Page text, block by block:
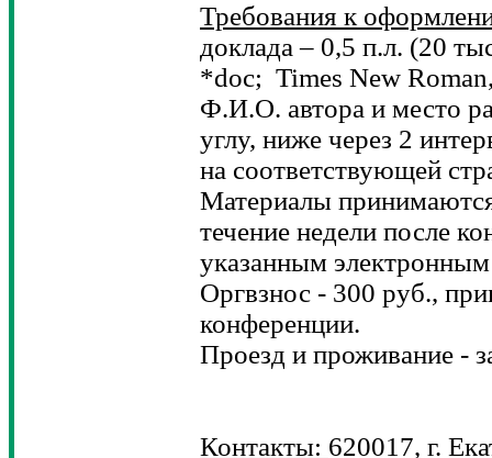
Требования к
доклада – 0,5 п.л. (20
*doc; Times New Roman,
Ф.И.О. автора и место
углу, ниже через 2
на соответствующей
Материалы
течение недели после
указанным
Оргвзнос - 300 руб.,
конференции.
Проезд и проживание -
Контакты: 620017, г.